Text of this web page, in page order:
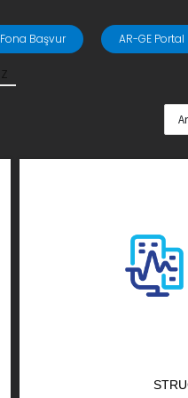
Fona Başvur AR-GE Portal
Z